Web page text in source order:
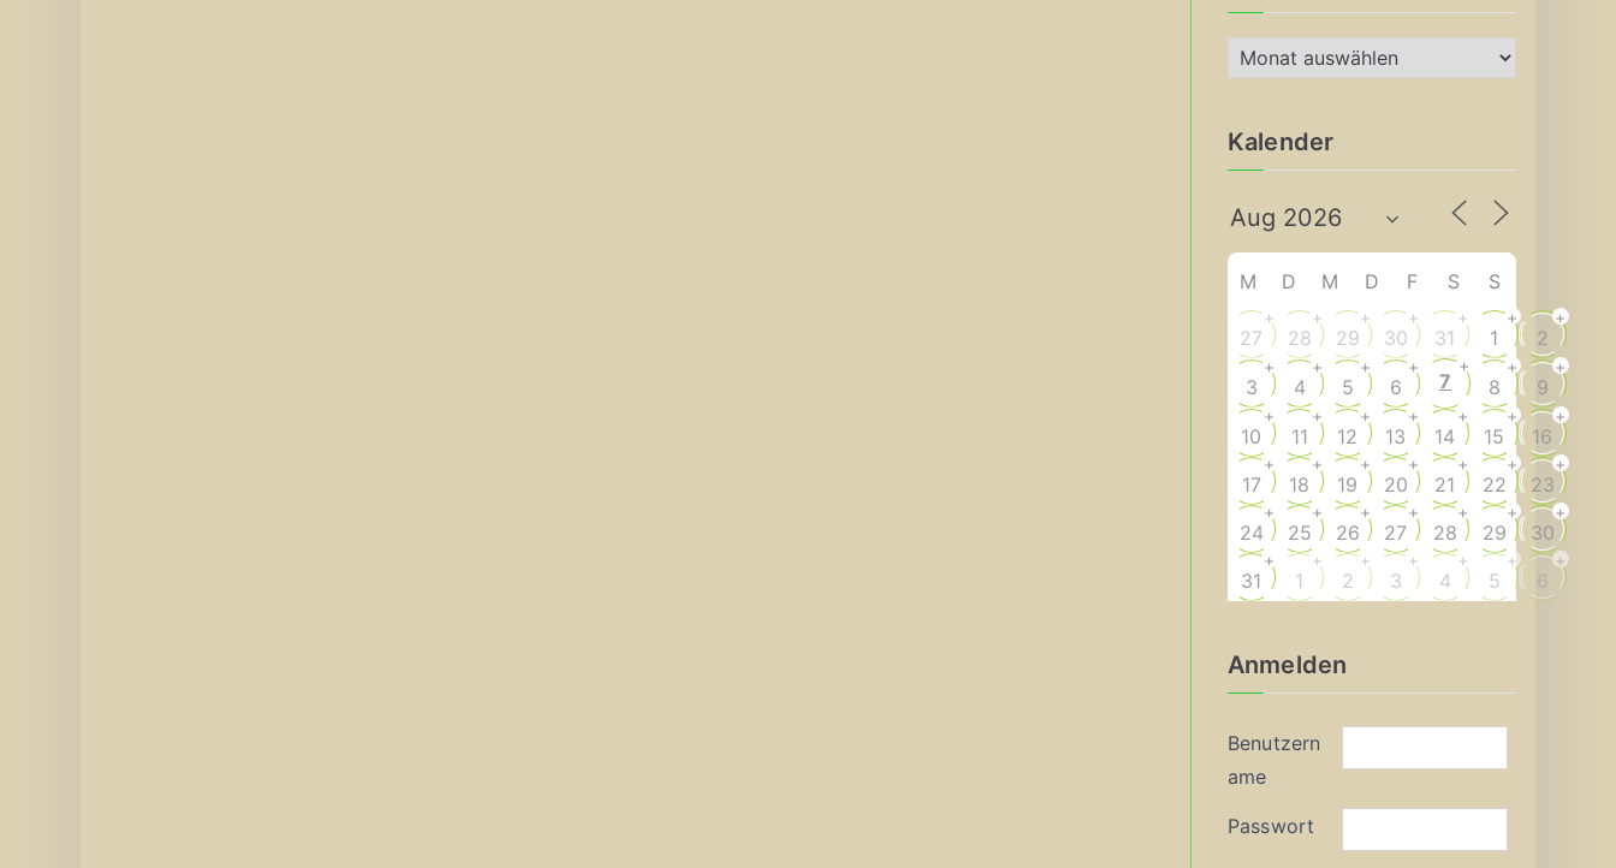
r
h
v
Kalender
M D M D F S S
27
+
28
+
29
+
30
+
31
+
1
+
2
+
3
+
4
+
5
+
6
+
7
+
8
+
9
+
10
+
11
+
12
+
13
+
14
+
15
+
16
+
17
+
18
+
19
+
20
+
21
+
22
+
23
+
24
+
25
+
26
+
27
+
28
+
29
+
30
+
31
+
1
+
2
+
3
+
4
+
5
+
6
+
Anmelden
Benutzern
ame
Passwort